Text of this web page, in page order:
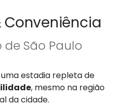
de São Paulo
estadia repleta de
, mesmo na região
da cidade.